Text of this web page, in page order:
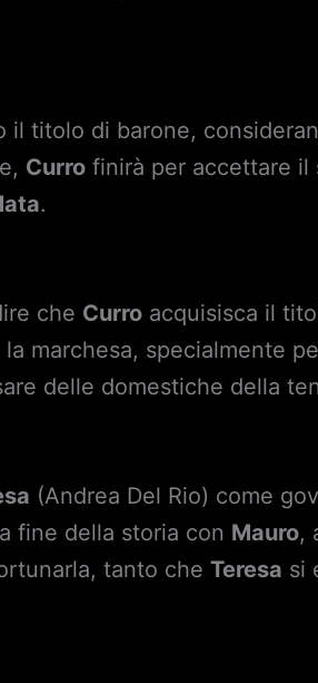
il titolo di barone,
Curro finirà per accettare il
.
che Curro acquisisca il
la marchesa, specialmente
delle domestiche della
(Andrea Del Rio) come
fine della storia con Mauro,
tanto cheTeresa si